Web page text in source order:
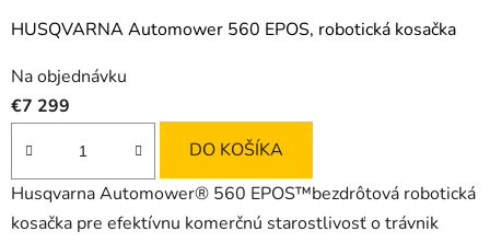
HUSQVARNA Automower 560 EPOS, robotická kosačka
Na objednávku
€7 299
DO KOŠÍKA
Husqvarna Automower® 560 EPOS™bezdrôtová robotická
kosačka pre efektívnu komerčnú starostlivosť o trávnik